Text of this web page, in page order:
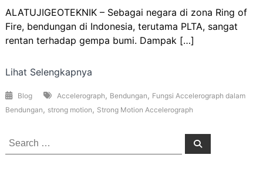
ALATUJIGEOTEKNIK – Sebagai negara di zona Ring of
Fire, bendungan di Indonesia, terutama PLTA, sangat
rentan terhadap gempa bumi. Dampak […]
Lihat Selengkapnya
Blog Accelerograph , Bendungan , Fungsi Accelerograph dalam
Bendungan , strong motion , Strong Motion Accelerograph
Search
for:
Search